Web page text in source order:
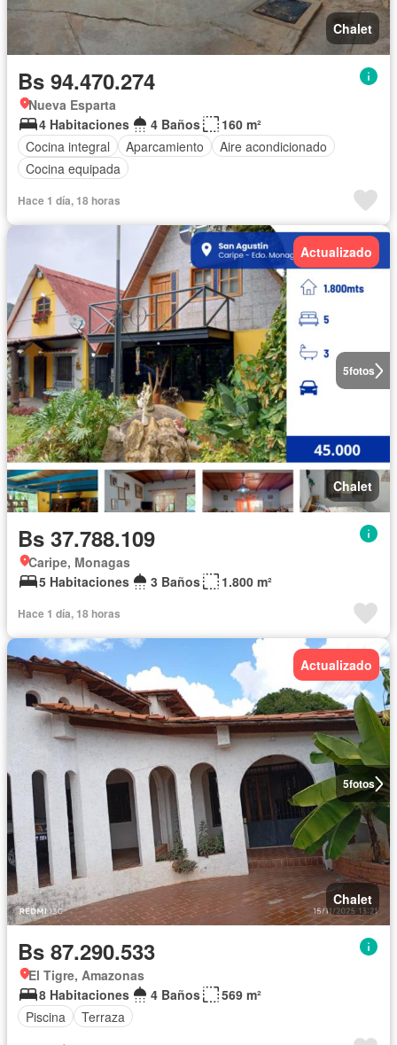
Chalet
Bs 94.470.274
Nueva Esparta
4 Habitaciones
4 Baños
160 m²
Cocina integral
Aparcamiento
Aire acondicionado
Cocina equipada
Hace 1 día, 18 horas
5fotos
Actualizado
Chalet
Bs 37.788.109
Caripe, Monagas
5 Habitaciones
3 Baños 1.800 m²
Hace 1 día, 18 horas
5fotos
Actualizado
Chalet
Bs 87.290.533
El Tigre, Amazonas
8 Habitaciones
4 Baños
569 m²
Piscina
Terraza